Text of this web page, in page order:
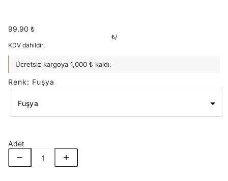
99.90 ₺
₺/
KDV dahildir.
Ücretsiz kargoya 1,000 ₺ kaldı.
Renk: Fuşya
Fuşya
Fuşya
Adet